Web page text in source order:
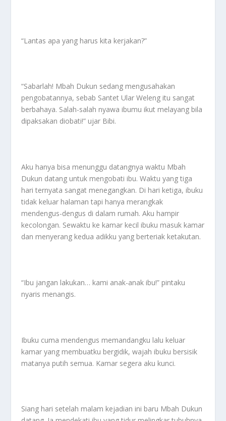
“Lantas apa yang harus kita kerjakan?”
“Sabarlah! Mbah Dukun sedang mengusahakan
pengobatannya, sebab Santet Ular Weleng itu sangat
berbahaya. Salah-salah nyawa ibumu ikut melayang bila
dipaksakan diobati!” ujar Bibi.
Aku hanya bisa menunggu datangnya waktu Mbah
Dukun datang untuk mengobati ibu. Waktu yang tiga
hari ternyata sangat menegangkan. Di hari ketiga, ibuku
tidak keluar halaman tapi hanya merangkak
mendengus-dengus di dalam rumah. Aku hampir
kecolongan. Sewaktu ke kamar kecil ibuku masuk kamar
dan menyerang kedua adikku yang berteriak ketakutan.
“Ibu jangan lakukan… kami anak-anak ibu!” pintaku
nyaris menangis.
Ibuku cuma mendengus memandangku lalu keluar
kamar yang membuatku bergidik, wajah ibuku bersisik
matanya putih semua. Kamar segera aku kunci.
Siang hari setelah malam kejadian ini baru Mbah Dukun